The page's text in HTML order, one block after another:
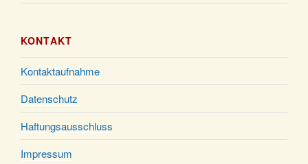
Christmette mit der ev. Jugend in der Kirche um
31.12.
Gottesdienst zu Silvester in der Kirche um 18:00
Uhr
KONTAKT
Kontaktaufnahme
Datenschutz
Haftungsausschluss
Impressum